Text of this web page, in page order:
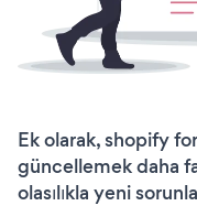
Ek olarak, shopify
güncellemek daha
olasılıkla yeni